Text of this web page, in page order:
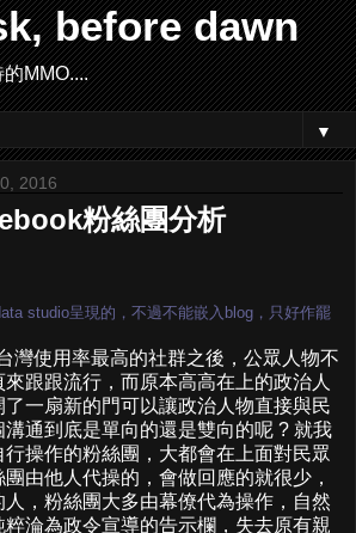
before dawn
MMO....
▼
2016
粉絲團分析
studio呈現的，不過不能嵌入blog，只好作罷
灣使用率最高的社群之後，公眾人物不
跟跟流行，而原本高高在上的政治人
一扇新的門可以讓政治人物直接與民
通到底是單向的還是雙向的呢 ? 就我
操作的粉絲團，大都會在上面對民眾
由他人代操的，會做回應的就很少，
，粉絲團大多由幕僚代為操作，自然
淪為政令宣導的告示欄，失去原有親